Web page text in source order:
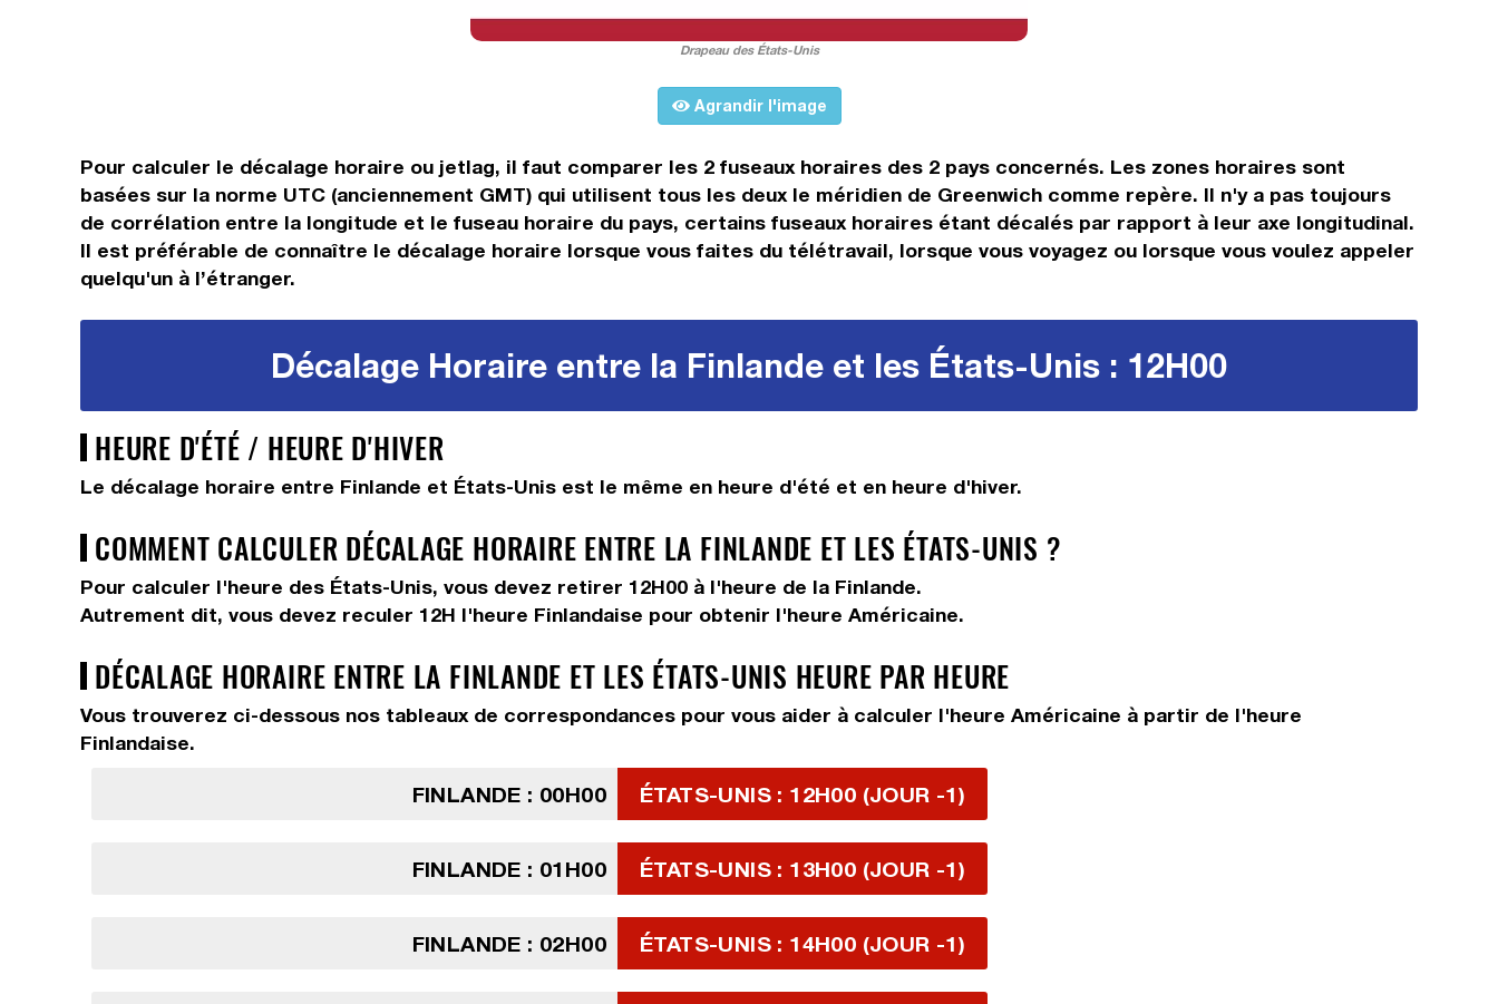
Drapeau des États-Unis
Agrandir l'image
Pour calculer le décalage horaire ou jetlag, il faut comparer les 2 fuseaux horaires des 2 pays concernés. Les zones horaires sont
basées sur la norme UTC (anciennement GMT) qui utilisent tous les deux le méridien de Greenwich comme repère. Il n'y a pas toujours
de corrélation entre la longitude et le fuseau horaire du pays, certains fuseaux horaires étant décalés par rapport à leur axe longitudinal.
Il est préférable de connaître le décalage horaire lorsque vous faites du télétravail, lorsque vous voyagez ou lorsque vous voulez appeler
quelqu'un à l’étranger.
Décalage Horaire entre la Finlande et les États-Unis : 12H00
HEURE D'ÉTÉ / HEURE D'HIVER
Le décalage horaire entre Finlande et États-Unis est le même en heure d'été et en heure d'hiver.
COMMENT CALCULER DÉCALAGE HORAIRE ENTRE LA FINLANDE ET LES ÉTATS-UNIS ?
Pour calculer l'heure des États-Unis, vous devez retirer 12H00 à l'heure de la Finlande.
Autrement dit, vous devez reculer 12H l'heure Finlandaise pour obtenir l'heure Américaine.
DÉCALAGE HORAIRE ENTRE LA FINLANDE ET LES ÉTATS-UNIS HEURE PAR HEURE
Vous trouverez ci-dessous nos tableaux de correspondances pour vous aider à calculer l'heure Américaine à partir de l'heure
Finlandaise.
FINLANDE : 00H00 ÉTATS-UNIS : 12H00 (JOUR -1)
FINLANDE : 01H00 ÉTATS-UNIS : 13H00 (JOUR -1)
FINLANDE : 02H00 ÉTATS-UNIS : 14H00 (JOUR -1)